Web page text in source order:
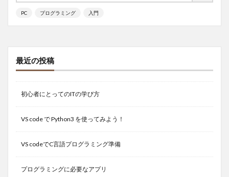
PC プログラミング 入門
最近の投稿
初心者にとってのITの学び方
VS code で Python3 を使ってみよう！
VS codeでC言語プログラミング準備
プログラミングに必要なアプリ